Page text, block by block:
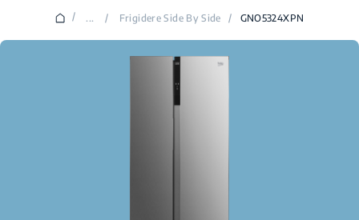
/ ... / Frigidere Side By Side / GNO5324XPN